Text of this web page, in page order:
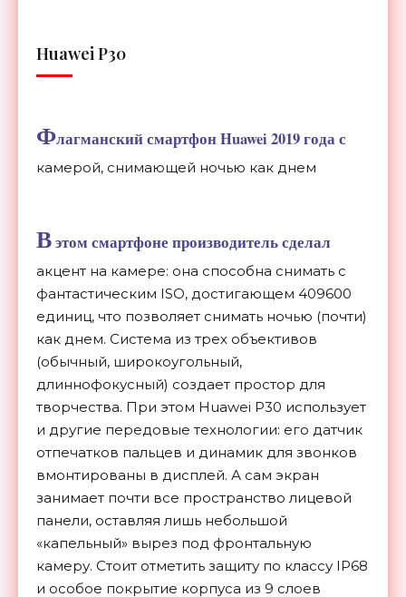
Huawei P30
Флагманский смартфон Huawei 2019 года с
камерой, снимающей ночью как днем
Вэтом смартфоне производитель сделал
акцент на камере: она способна снимать с
фантастическим ISO, достигающем 409600
единиц, что позволяет снимать ночью (почти)
как днем. Система из трех объективов
(обычный, широкоугольный,
длиннофокусный) создает простор для
творчества. При этом Huawei P30 использует
и другие передовые технологии: его датчик
отпечатков пальцев и динамик для звонков
вмонтированы в дисплей. А сам экран
занимает почти все пространство лицевой
панели, оставляя лишь небольшой
«капельный» вырез под фронтальную
камеру. Стоит отметить защиту по классу IP68
и особое покрытие корпуса из 9 слоев